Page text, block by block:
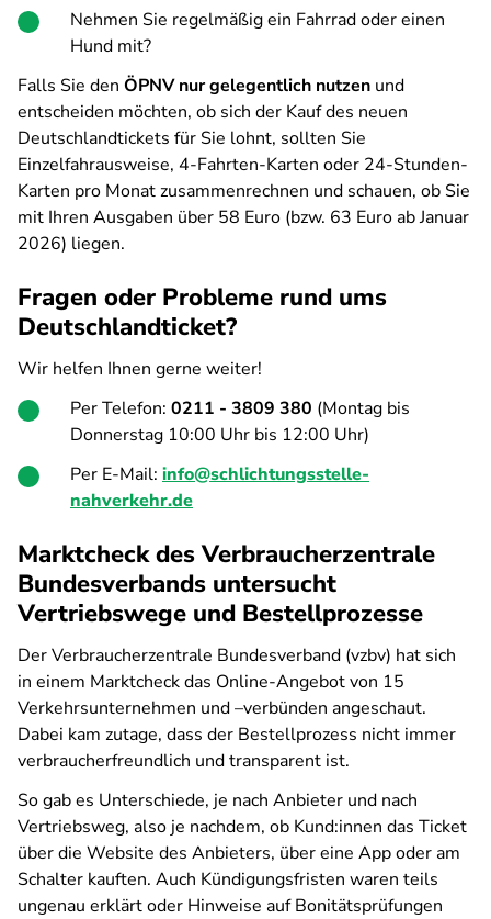
Nehmen Sie regelmäßig ein Fahrrad oder einen
Hund mit?
Falls Sie den ÖPNV nur gelegentlich nutzen und
entscheiden möchten, ob sich der Kauf des neuen
Deutschlandtickets für Sie lohnt, sollten Sie
Einzelfahrausweise, 4-Fahrten-Karten oder 24-Stunden-
Karten pro Monat zusammenrechnen und schauen, ob Sie
mit Ihren Ausgaben über 58 Euro (bzw. 63 Euro ab Januar
2026) liegen.
Fragen oder Probleme rund ums
Deutschlandticket?
Wir helfen Ihnen gerne weiter!
Per Telefon: 0211 - 3809 380 (Montag bis
Donnerstag 10:00 Uhr bis 12:00 Uhr)
Per E-Mail: info@schlichtungsstelle-
nahverkehr.de
Marktcheck des Verbraucherzentrale
Bundesverbands untersucht
Vertriebswege und Bestellprozesse
Der Verbraucherzentrale Bundesverband (vzbv) hat sich
in einem Marktcheck das Online-Angebot von 15
Verkehrsunternehmen und –verbünden angeschaut.
Dabei kam zutage, dass der Bestellprozess nicht immer
verbraucherfreundlich und transparent ist.
So gab es Unterschiede, je nach Anbieter und nach
Vertriebsweg, also je nachdem, ob Kund:innen das Ticket
über die Website des Anbieters, über eine App oder am
Schalter kauften. Auch Kündigungsfristen waren teils
ungenau erklärt oder Hinweise auf Bonitätsprüfungen